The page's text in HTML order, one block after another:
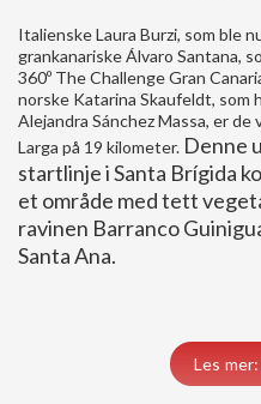
Italienske Laura Burzi, som ble
grankanariske Álvaro Santana,
360º The Challenge Gran
norske Katarina Skaufeldt, som
Alejandra Sánchez Massa, er
Larga på 19 kilometer. Denne
startlinje i Santa Brígida
et område med tett
ravinen Barranco
Santa Ana.
Les